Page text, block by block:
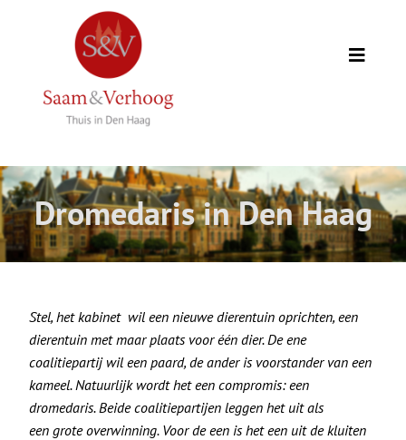
Toggle
Opdrachtgevers
Expertise
Academie
De Politieke Coach
Dromedaris in Den Haag
Stel, het kabinet wil een nieuwe dierentuin oprichten, een
dierentuin met maar plaats voor één dier. De ene
coalitiepartij wil een paard, de ander is voorstander van een
kameel. Natuurlijk wordt het een compromis: een
dromedaris. Beide coalitiepartijen leggen het uit als
een grote overwinning. Voor de een is het een uit de kluiten